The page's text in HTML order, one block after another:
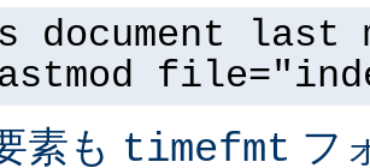
document
素も timefmt フ